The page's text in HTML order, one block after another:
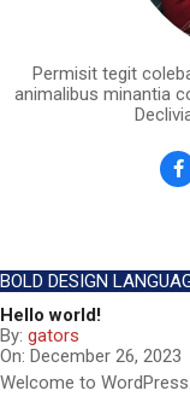
Permisit tegit
animalibus minantia
BOLD DESIGN
Hello world!
By: gators
On: December 26, 2023
Welcome to